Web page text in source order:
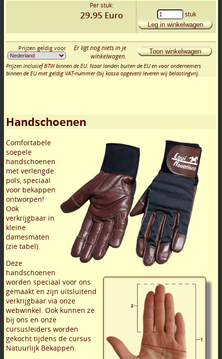
Per stuk:
29.95 Euro stuk
Leg in winkelwagen
Prijzen geldig voor
Er ligt nog niets in je
winkelwagen.
Toon winkelwagen
Prijzen inclusief BTW binnen de EU. Naar landen buiten de EU en voor ondernemers
binnen de EU met geldig VAT-nummer (bij kassa opgeven) leveren wij belastingvrij.
Handschoenen
Comfortabele
soepele
handschoenen
met verlengde
pols, speciaal
voor bekappen
ontworpen!
Ook
verkrijgbaar in
kleine
damesmaten
(zie tabel).
Deze
handschoenen
worden speciaal voor ons
gemaakt en zijn uitsluitend
verkrijgbaar via onze
webwinkel. Ook kunnen ze
bij ons en onze
cursusleiders worden
gekocht tijdens de cursus
Natuurlijk Bekappen.